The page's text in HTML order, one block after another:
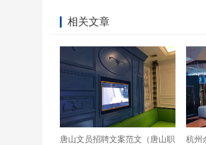
五一打卡*超多人推荐工作的纯k果
以看到了～疫情期间进去去要扫码
别的ktv来说这个价格可能看起来很
的房间房间里面的装修得还蛮不错
而且还放了很多疫情必备的洗手液
直都很大声接下来就是介绍食物了
我和朋友都爱上了！！,香辣鸡脆骨
食拼盘（鸡翅➕洋葱圈➕薯角➕黑椒
相关文章
唐山文员招聘文案范文（唐山职
杭州